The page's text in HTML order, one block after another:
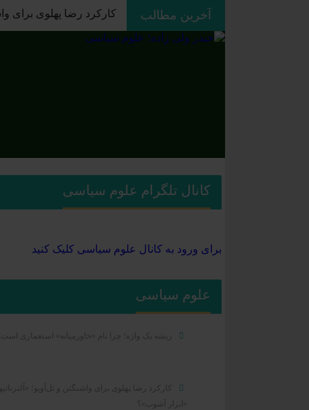
آخرین مطالب
ردپای استعمار بر
کانال تلگرام علوم سیاسی
برای ورود به کانال علوم سیاسی کلیک کنید
علوم سیاسی
ریشه یک واژه؛ چرا نام «خاورمیانه» استعماری
کارکرد رضا پهلوی برای واشنگتن و تل‌آویو؛
«ابزار آشوب»؟